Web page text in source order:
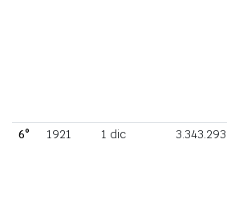
6°
1921 1 dic 3.343.293